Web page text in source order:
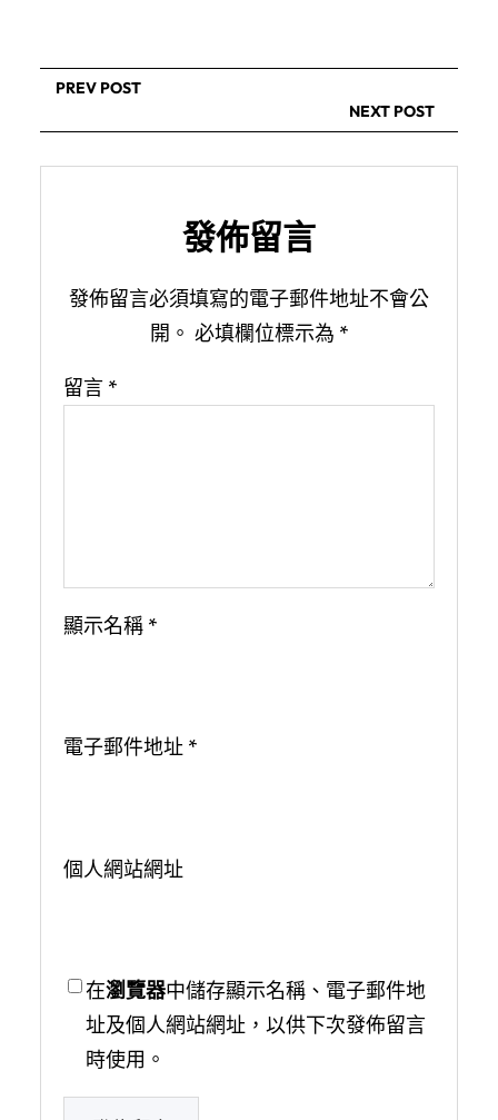
PREV POST
NEXT POST
發佈留言
發佈留言必須填寫的電子郵件地址不會公
開。 必填欄位標示為 *
留言 *
顯示名稱 *
電子郵件地址 *
個人網站網址
在瀏覽器中儲存顯示名稱、電子郵件地
址及個人網站網址，以供下次發佈留言
時使用。